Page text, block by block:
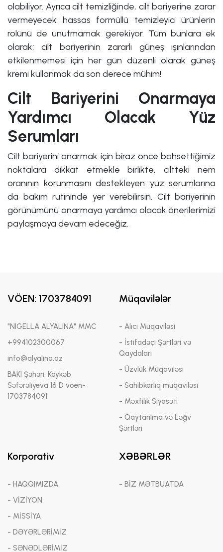
olabiliyor. Ayrıca cilt temizliğinde, cilt bariyerine zarar
vermeyecek hassas formüllü temizleyici ürünlerin
rolünü de unutmamak gerekiyor. Tüm bunlara ek
olarak; cilt bariyerinin zararlı güneş ışınlarından
etkilenmemesi için her gün düzenli olarak güneş
kremi kullanmak da son derece mühim!
Cilt Bariyerini Onarmaya
Yardımcı Olacak Yüz
Serumları
Cilt bariyerini onarmak için biraz önce bahsettiğimiz
noktalara dikkat etmekle birlikte, ciltteki nem
oranının korunmasını destekleyen yüz serumlarına
da bakım rutininde yer verebilirsin. Cilt bariyerinin
görünümünü onarmaya yardımcı olacak önerilerimizi
paylaşmaya devam edeceğiz.
VÖEN: 1703784091
"NIGELLA ALYALINA" MMC
+994102300067
info@alyalina.az
BAKI Şəhəri, Köykəb
Səfərəliyeva 16 D voen-
1703784091
Müqavilələr
- Alıcı Müqaviləsi
- İstifadəçi Şərtləri və
Qaydaları
- Üzvlük Müqaviləsi
- Sahibkarlıq müqaviləsi
- Məxfilik Siyasəti
- Qaytarılma və Ləğv
Şərtləri
Korporativ
- HAQQIMIZDA
- VİZİYON
- MİSSİYA
- DƏYƏRLƏRİMİZ
- SƏNƏDLƏRİMİZ
XƏBƏRLƏR
- BİZ MƏTBUATDA